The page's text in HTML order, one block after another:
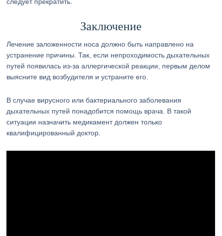
Заключение
Лечение заложенности носа должно быть направлено на
устранение причины. Так, если непроходимость дыхательных
путей появилась из-за аллергической реакции, первым делом
выясните вид возбудителя и устраните его.
В случае вирусного или бактериального заболевания
дыхательных путей понадобится помощь врача. В такой
ситуации назначить медикамент должен только
квалифицированный доктор.